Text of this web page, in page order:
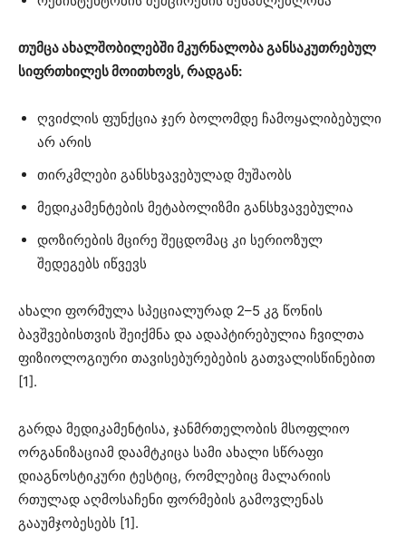
თუმცა ახალშობილებში მკურნალობა განსაკუთრებულ
სიფრთხილეს მოითხოვს, რადგან:
ღვიძლის ფუნქცია ჯერ ბოლომდე ჩამოყალიბებული
არ არის
თირკმლები განსხვავებულად მუშაობს
მედიკამენტების მეტაბოლიზმი განსხვავებულია
დოზირების მცირე შეცდომაც კი სერიოზულ
შედეგებს იწვევს
ახალი ფორმულა სპეციალურად 2–5 კგ წონის
ბავშვებისთვის შეიქმნა და ადაპტირებულია ჩვილთა
ფიზიოლოგიური თავისებურებების გათვალისწინებით
[1].
გარდა მედიკამენტისა, ჯანმრთელობის მსოფლიო
ორგანიზაციამ დაამტკიცა სამი ახალი სწრაფი
დიაგნოსტიკური ტესტიც, რომლებიც მალარიის
რთულად აღმოსაჩენი ფორმების გამოვლენას
გააუმჯობესებს [1].